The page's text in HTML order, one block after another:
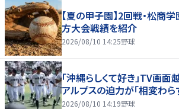
【夏の甲子園】2回戦・松
方大会戦績を紹介
2026/08/10 14:25野球
「沖縄らしくて好き」TV画
アルプスの迫力が「相変わら
2026/08/10 14:19野球